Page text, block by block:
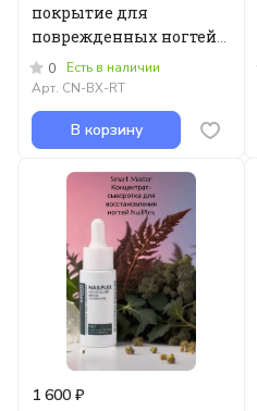
покрытие для
поврежденных ногтей
RICH TREAT, 15мл
0
Есть в наличии
Арт. CN-BX-RT
В корзину
1 600 ₽